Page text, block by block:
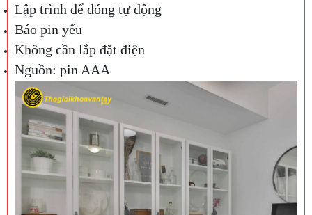
Lập trình để đóng tự động
Báo pin yếu
Không cần lắp đặt điện
Nguồn: pin AAA